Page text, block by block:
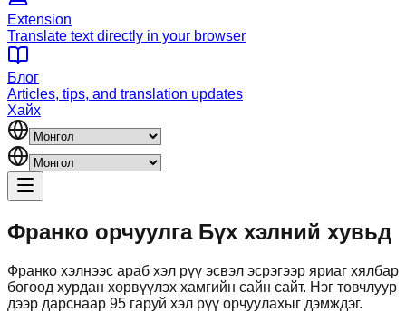
Extension
Translate text directly in your browser
Блог
Articles, tips, and translation updates
Хайх
Франко орчуулга Бүх хэлний хувьд
Франко хэлнээс араб хэл рүү эсвэл эсрэгээр яриаг хялбар
бөгөөд хурдан хөрвүүлэх хамгийн сайн сайт. Нэг товчлуур
дээр дарснаар 95 гаруй хэл рүү орчуулахыг дэмждэг.